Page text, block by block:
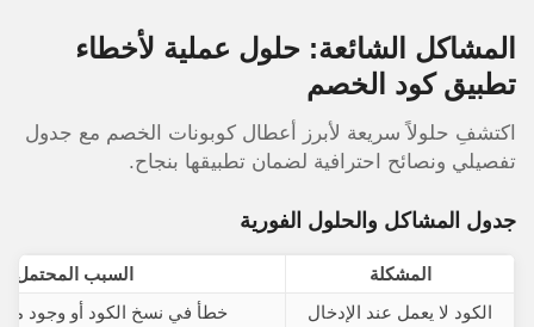
المشاكل الشائعة: حلول عملية لأخطاء
تطبيق كود الخصم
اكتشفِ حلولاً سريعة لأبرز أعطال كوبونات الخصم مع جدول
تفصيلي ونصائح احترافية لضمان تطبيقها بنجاح.
جدول المشاكل والحلول الفورية
المشكلة
السبب المحتمل
الكود لا يعمل عند الإدخال
خطأ في نسخ الكود أو وجود